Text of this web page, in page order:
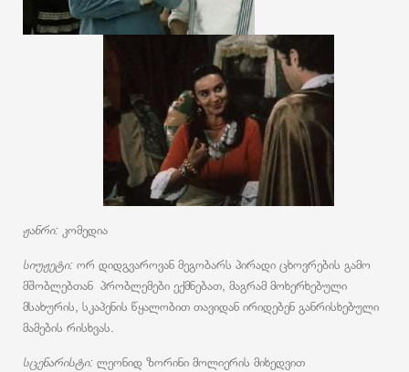
ჟანრი: კომედია
სიუჟეტი: ორ დიდგვაროვან მეგობარს პირადი ცხოვრების გამო
მშობლებთან პრობლემები ექმნებათ, მაგრამ მოხერხებული
მსახურის, სკაპენის წყალობით თავიდან ირიდებენ განრისხებული
მამების რისხვას.
სცენარისტი: ლეონიდ ზორინი მოლიერის მიხედვით